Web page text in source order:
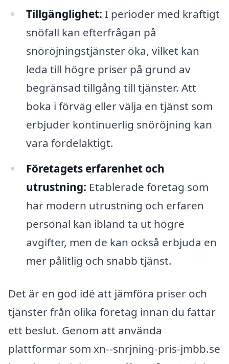
Tillgänglighet: I perioder med kraftigt
snöfall kan efterfrågan på
snöröjningstjänster öka, vilket kan
leda till högre priser på grund av
begränsad tillgång till tjänster. Att
boka i förväg eller välja en tjänst som
erbjuder kontinuerlig snöröjning kan
vara fördelaktigt.
Företagets erfarenhet och
utrustning: Etablerade företag som
har modern utrustning och erfaren
personal kan ibland ta ut högre
avgifter, men de kan också erbjuda en
mer pålitlig och snabb tjänst.
Det är en god idé att jämföra priser och
tjänster från olika företag innan du fattar
ett beslut. Genom att använda
plattformar som xn--snrjning-pris-jmbb.se